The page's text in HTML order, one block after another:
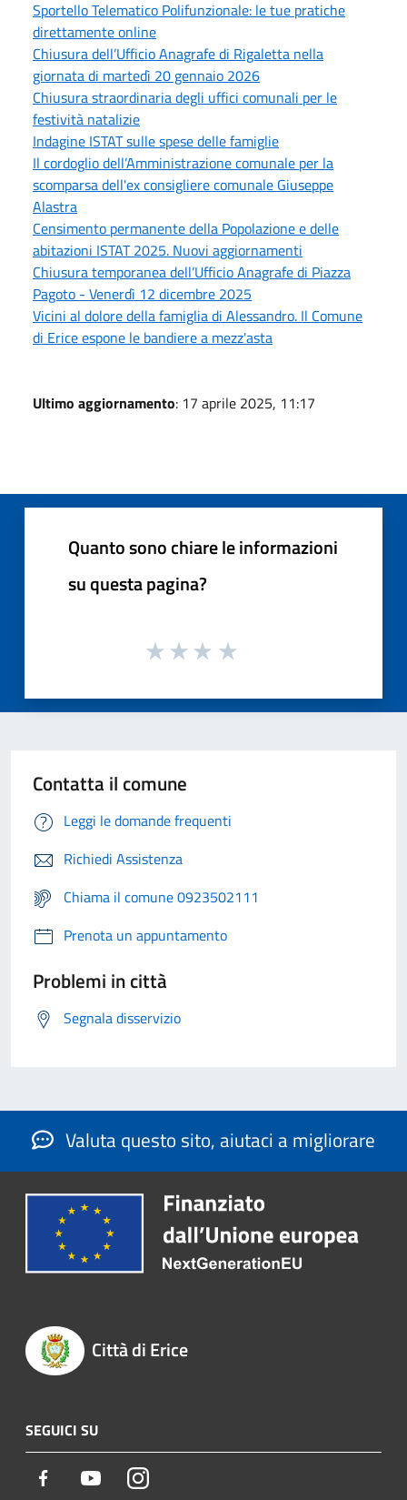
Sportello Telematico Polifunzionale: le tue pratiche
direttamente online
Chiusura dell’Ufficio Anagrafe di Rigaletta nella
giornata di martedì 20 gennaio 2026
Chiusura straordinaria degli uffici comunali per le
festività natalizie
Indagine ISTAT sulle spese delle famiglie
Il cordoglio dell’Amministrazione comunale per la
scomparsa dell'ex consigliere comunale Giuseppe
Alastra
Censimento permanente della Popolazione e delle
abitazioni ISTAT 2025. Nuovi aggiornamenti
Chiusura temporanea dell’Ufficio Anagrafe di Piazza
Pagoto - Venerdì 12 dicembre 2025
Vicini al dolore della famiglia di Alessandro. Il Comune
di Erice espone le bandiere a mezz'asta
Ultimo aggiornamento: 17 aprile 2025, 11:17
Quanto sono chiare le informazioni
su questa pagina?
Contatta il comune
Leggi le domande frequenti
Richiedi Assistenza
Chiama il comune 0923502111
Prenota un appuntamento
Problemi in città
Segnala disservizio
Valuta questo sito, aiutaci a migliorare
Città di Erice
SEGUICI SU
Facebook YoutubeInstagram